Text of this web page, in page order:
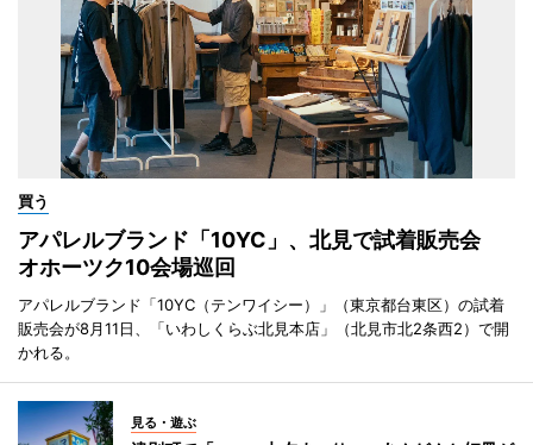
買う
アパレルブランド「10YC」、北見で試着販売会
オホーツク10会場巡回
アパレルブランド「10YC（テンワイシー）」（東京都台東区）の試着
販売会が8月11日、「いわしくらぶ北見本店」（北見市北2条西2）で開
かれる。
見る・遊ぶ